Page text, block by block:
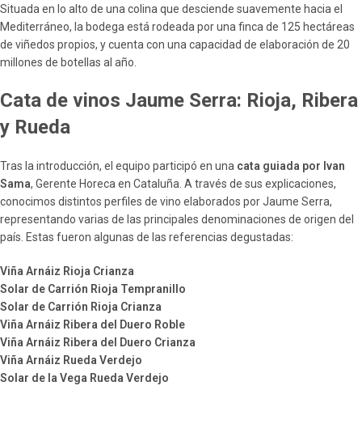
Situada en lo alto de una colina que desciende suavemente hacia el
Mediterráneo, la bodega está rodeada por una finca de 125 hectáreas
de viñedos propios, y cuenta con una capacidad de elaboración de 20
millones de botellas al año.
Cata de vinos Jaume Serra: Rioja, Ribera
y Rueda
Tras la introducción, el equipo participó en una cata guiada por Ivan
Sama, Gerente Horeca en Cataluña. A través de sus explicaciones,
conocimos distintos perfiles de vino elaborados por Jaume Serra,
representando varias de las principales denominaciones de origen del
país. Estas fueron algunas de las referencias degustadas:
Viña Arnáiz Rioja Crianza
Solar de Carrión Rioja Tempranillo
Solar de Carrión Rioja Crianza
Viña Arnáiz Ribera del Duero Roble
Viña Arnáiz Ribera del Duero Crianza
Viña Arnáiz Rueda Verdejo
Solar de la Vega Rueda Verdejo